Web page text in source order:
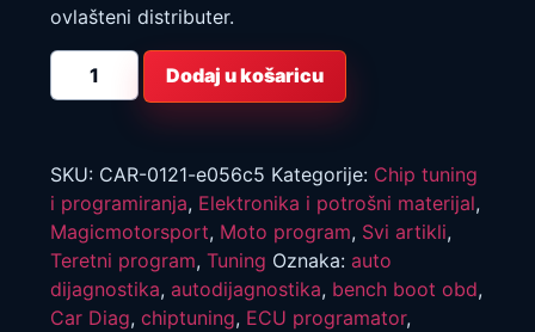
ovlašteni distributer.
Magicmotorsport
+
-
Master
+
laptop
količina
Dodaj u košaricu
SKU: CAR-0121-e056c5 Kategorije: Chip tuning
i programiranja, Elektronika i potrošni materijal,
Magicmotorsport, Moto program, Svi artikli,
Teretni program, Tuning Oznaka: auto
dijagnostika, autodijagnostika, bench boot obd,
Car Diag, chiptuning, ECU programator,